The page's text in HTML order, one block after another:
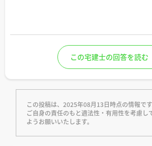
この宅建士の回答を読む
この投稿は、2025年08月13日時点の情報です
ご自身の責任のもと適法性・有用性を考慮し
ようお願いいたします。